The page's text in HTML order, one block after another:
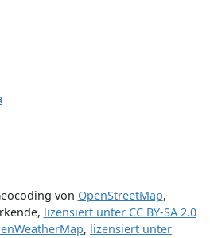
von OpenStreetMap,
, lizensiert unter CC BY-SA 2.0
, lizensiert unter